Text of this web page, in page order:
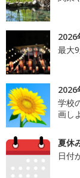
2026
最大
2026
学校
画し
夏休
日付